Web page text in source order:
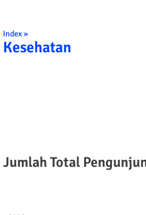
Index »
Kesehatan
Jumlah Total